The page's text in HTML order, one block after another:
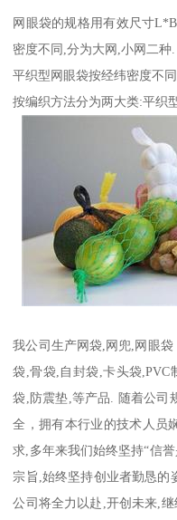
网眼袋的规格用有效尺寸
密度不同,分为大网,小网二种.
平织型网眼袋按经纬密度不
按编织方法分为两大类:平织
我公司生产网袋,网兜,网眼
袋,骨袋,自封袋,卡头袋,PVC
袋,防震垫,等产品. 随着公司
全，拥有本行业的技术人员
求,多年来我们始终坚持“信
宗旨,始终坚持创业者勤恳的
公司将全力以赴,开创未来,